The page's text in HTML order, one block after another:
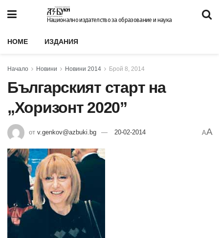
Национално издателство за образование и наука
HOME ИЗДАНИЯ
Начало Новини Новини 2014 Брой 8, 2014
Българският старт на
„Хоризонт 2020”
от v.genkov@azbuki.bg 20-02-2014 AA